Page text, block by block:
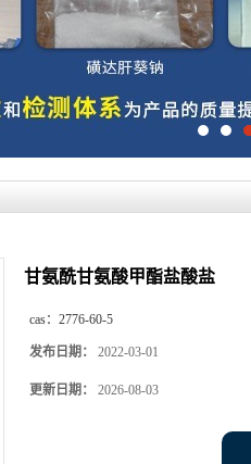
甘氨酰甘氨酸甲酯盐酸盐
cas： 2776-60-5
发布日期： 2022-03-01
更新日期： 2026-08-03